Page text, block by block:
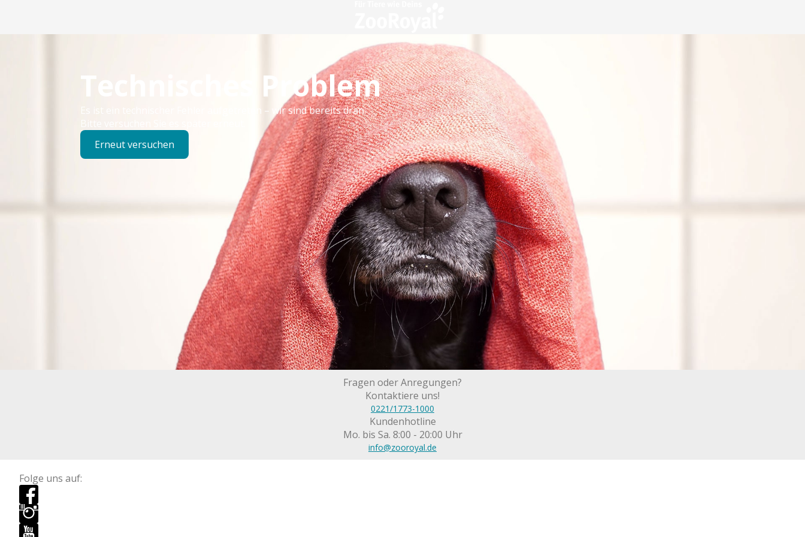
Technisches Problem
Es ist ein technischer Fehler aufgetreten – wir sind bereits dran.
Bitte versuchen Sie es später erneut.
Erneut versuchen
Fragen oder Anregungen?
Kontaktiere uns!
0221/1773-1000
Kundenhotline
Mo. bis Sa. 8:00 - 20:00 Uhr
info@zooroyal.de
Folge uns auf: